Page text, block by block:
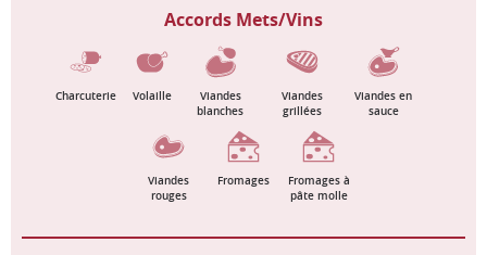
Accords Mets/Vins
Charcuterie Volaille
Viandes
blanches
Viandes
grillées
Viandes en
sauce
Viandes
rouges
Fromages
Fromages à
pâte molle